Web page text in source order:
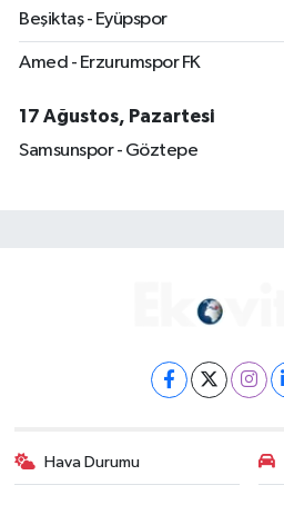
Beşiktaş - Eyüpspor
Amed - Erzurumspor FK
17 Ağustos, Pazartesi
Samsunspor - Göztepe
Hava Durumu